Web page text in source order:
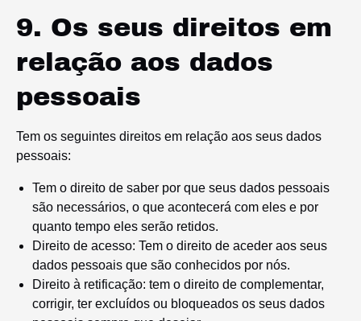
9. Os seus direitos em
relação aos dados
pessoais
Tem os seguintes direitos em relação aos seus dados
pessoais:
Tem o direito de saber por que seus dados pessoais
são necessários, o que acontecerá com eles e por
quanto tempo eles serão retidos.
Direito de acesso: Tem o direito de aceder aos seus
dados pessoais que são conhecidos por nós.
Direito à retificação: tem o direito de complementar,
corrigir, ter excluídos ou bloqueados os seus dados